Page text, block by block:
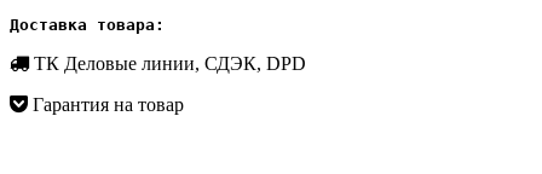
Доставка товара:
ТК Деловые линии, СДЭК, DPD
Гарантия на товар